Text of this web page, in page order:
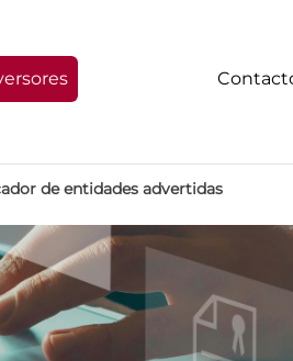
de entidades advertidas